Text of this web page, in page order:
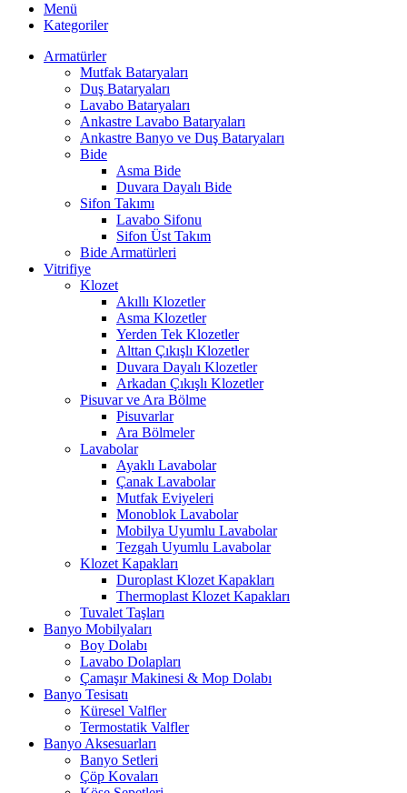
Menü
Kategoriler
Armatürler
Mutfak Bataryaları
Duş Bataryaları
Lavabo Bataryaları
Ankastre Lavabo Bataryaları
Ankastre Banyo ve Duş Bataryaları
Bide
Asma Bide
Duvara Dayalı Bide
Sifon Takımı
Lavabo Sifonu
Sifon Üst Takım
Bide Armatürleri
Vitrifiye
Klozet
Akıllı Klozetler
Asma Klozetler
Yerden Tek Klozetler
Alttan Çıkışlı Klozetler
Duvara Dayalı Klozetler
Arkadan Çıkışlı Klozetler
Pisuvar ve Ara Bölme
Pisuvarlar
Ara Bölmeler
Lavabolar
Ayaklı Lavabolar
Çanak Lavabolar
Mutfak Eviyeleri
Monoblok Lavabolar
Mobilya Uyumlu Lavabolar
Tezgah Uyumlu Lavabolar
Klozet Kapakları
Duroplast Klozet Kapakları
Thermoplast Klozet Kapakları
Tuvalet Taşları
Banyo Mobilyaları
Boy Dolabı
Lavabo Dolapları
Çamaşır Makinesi & Mop Dolabı
Banyo Tesisatı
Küresel Valfler
Termostatik Valfler
Banyo Aksesuarları
Banyo Setleri
Çöp Kovaları